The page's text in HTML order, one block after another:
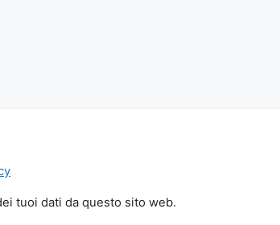
tuoi dati da questo sito web.